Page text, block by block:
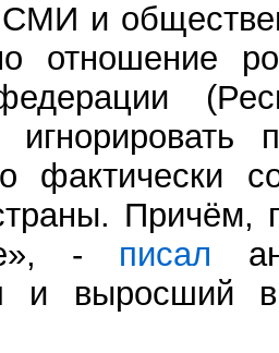
СМИ и
фактически
Причём,
- писал
и выросший в